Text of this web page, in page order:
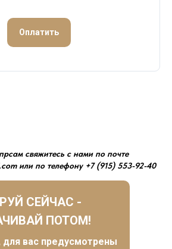
Оплатить
свяжитесь с нами по почте
или по телефону +7 (915) 553-92-40
СЕЙЧАС -
ПОТОМ!
для вас предусмотрены